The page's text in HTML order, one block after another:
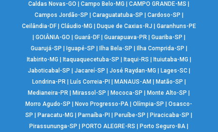
Caldas Novas-GO
|Campo Belo-MG |CAMPO GRANDE-MS
Campos Jordão-SP
Caraguatatuba-SP Cardoso-SP
Ceilândia-DF| Cláudio-MG Duque de Caxias-RJ
Garanhuns-PE
GOIÂNIA-GO Guará-DF| Guarapuava-PR| Guariba-SP
Guarujá-SP
Iguapé-SP Ilha Bela-SP Ilha Comprida-SP
Itabirito-MG
Itaquaquecetuba-SP Itaqui-RS Ituiutaba-MG
Jaboticabal-SP
Jacareí-SP José Raydan-MG Lages-SC|
Londrina-PR| Luís Correia-PI MANAUS-AM Matão-SP
Medianeira-PR
Mirassol-SP Mococa-SP Monte Alto-SP
Morro Agudo-SP
Novo Progresso-PA |Olímpia-SP |Osasco-
SP
Paracatu-MG Parnaíba-PI Peruíbe-SP Piracicaba-SP
Pirassununga-SP
PORTO ALEGRE-RS Porto Seguro-BA